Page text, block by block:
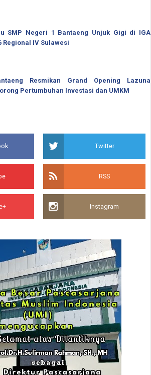
SMP Negeri 1 Bantaeng Unjuk Gigi di IGA
Regional IV Sulawesi
Resmikan Grand Opening Lazuna
Pertumbuhan Investasi dan UMKM
Twitter
RSS
Instagram